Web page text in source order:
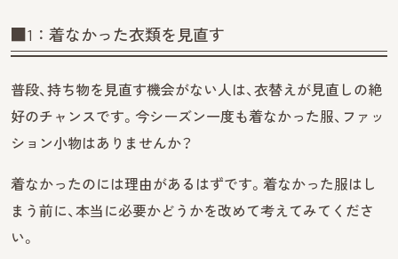
■1：着なかった衣類を見直す
普段、持ち物を見直す機会がない人は、衣替えが見直しの絶
好のチャンスです。今シーズン一度も着なかった服、ファッ
ション小物はありませんか？
着なかったのには理由があるはずです。着なかった服はし
まう前に、本当に必要かどうかを改めて考えてみてくださ
い。